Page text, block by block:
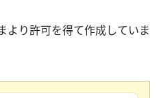
り許可を得て作成していま